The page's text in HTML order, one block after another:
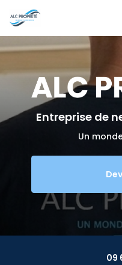
au
contenu
principal
Entreprise de
Un
09